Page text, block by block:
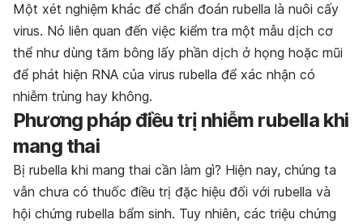
Một xét nghiệm khác để chẩn đoán rubella là nuôi cấy
virus. Nó liên quan đến việc kiểm tra một mẫu dịch cơ
thể như dùng tăm bông lấy phần dịch ở họng hoặc mũi
để phát hiện RNA của virus rubella để xác nhận có
nhiễm trùng hay không.
Phương pháp điều trị nhiễm rubella khi
mang thai
Bị rubella khi mang thai cần làm gì? Hiện nay, chúng ta
vẫn chưa có thuốc điều trị đặc hiệu đối với rubella và
hội chứng rubella bẩm sinh. Tuy nhiên, các triệu chứng